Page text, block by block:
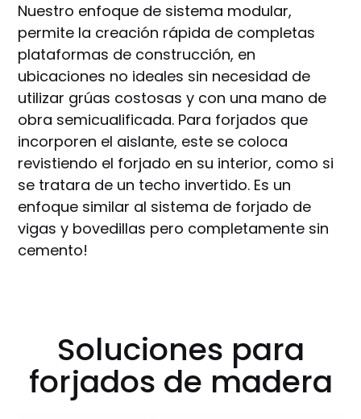
Nuestro enfoque de sistema modular,
permite la creación rápida de completas
plataformas de construcción, en
ubicaciones no ideales sin necesidad de
utilizar grúas costosas y con una mano de
obra semicualificada. Para forjados que
incorporen el aislante, este se coloca
revistiendo el forjado en su interior, como si
se tratara de un techo invertido. Es un
enfoque similar al sistema de forjado de
vigas y bovedillas pero completamente sin
cemento!
Soluciones para
forjados de madera